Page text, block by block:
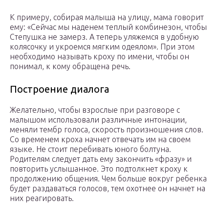
К примеру, собирая малыша на улицу, мама говорит
ему: «Сейчас мы наденем теплый комбинезон, чтобы
Степушка не замерз. А теперь уляжемся в удобную
колясочку и укроемся мягким одеялом». При этом
необходимо называть кроху по имени, чтобы он
понимал, к кому обращена речь.
Построение диалога
Желательно, чтобы взрослые при разговоре с
малышом использовали различные интонации,
меняли тембр голоса, скорость произношения слов.
Со временем кроха начнет отвечать им на своем
языке. Не стоит перебивать юного болтуна.
Родителям следует дать ему закончить «фразу» и
повторить услышанное. Это подтолкнет кроху к
продолжению общения. Чем больше вокруг ребенка
будет раздаваться голосов, тем охотнее он начнет на
них реагировать.